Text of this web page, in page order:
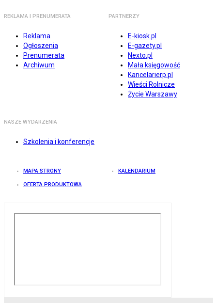
REKLAMA I PRENUMERATA
Reklama
Ogłoszenia
Prenumerata
Archiwum
PARTNERZY
E-kiosk.pl
E-gazety.pl
Nexto.pl
Mała księgowość
Kancelarierp.pl
Wieści Rolnicze
Życie Warszawy
NASZE WYDARZENIA
Szkolenia i konferencje
MAPA STRONY KALENDARIUM
OFERTA PRODUKTOWA